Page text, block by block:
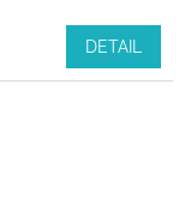
DETAIL